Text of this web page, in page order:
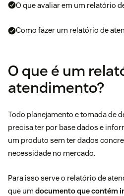
O que avaliar em um relatório
Como fazer um relatório de
O que é um
atendimento?
Todo planejamento e tomada de
precisa ter por base dados e
um produto sem ter dados
necessidade no mercado.
Para isso serve o relatório de
que um documento que contém